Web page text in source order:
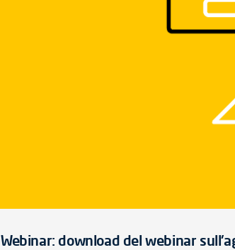
Webinar: download del webinar